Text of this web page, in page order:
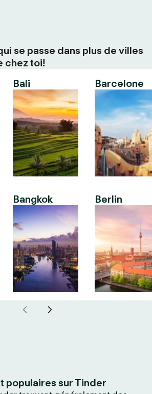
se passe dans plus de villes
chez toi!
Bali
Bangkok
Barcelone
Berlin
populaires sur Tinder